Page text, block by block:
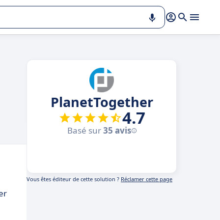
PlanetTogether
4.7
Basé sur35 avis
Vous êtes éditeur de cette solution ? Réclamer cette page